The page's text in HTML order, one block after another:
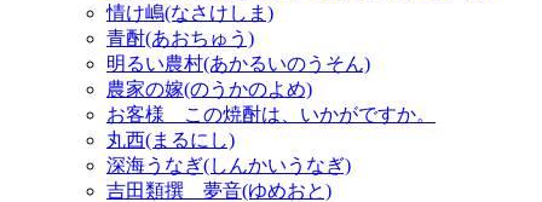
情け嶋(なさけしま)
青酎(あおちゅう)
明るい農村(あかるいのうそん)
農家の嫁(のうかのよめ)
お客様 この焼酎は、いかがですか。
丸西(まるにし)
深海うなぎ(しんかいうなぎ)
吉田類撰 夢音(ゆめおと)